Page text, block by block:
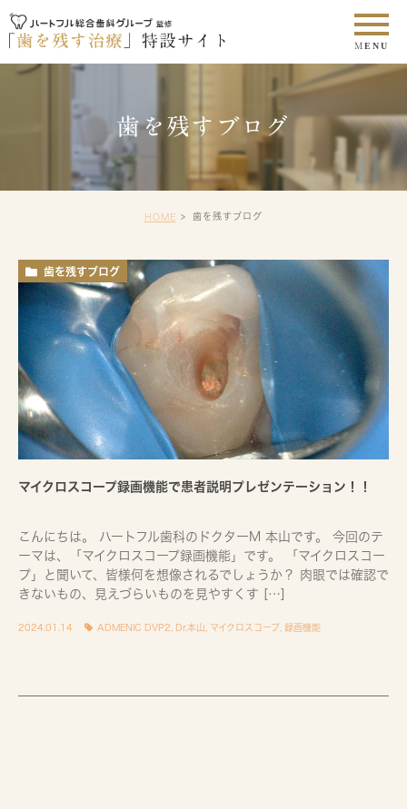
歯を残すブログ
HOME 歯を残すブログ
歯を残すブログ
マイクロスコープ録画機能で患者説明プレゼンテーション！！
こんにちは。 ハートフル歯科のドクターM 本山です。 今回のテ
ーマは、「マイクロスコープ録画機能」です。 「マイクロスコー
プ」と聞いて、皆様何を想像されるでしょうか？ 肉眼では確認で
きないもの、見えづらいものを見やすくす […]
2024.01.14 ADMENIC DVP2 Dr.本山 マイクロスコープ 録画機能